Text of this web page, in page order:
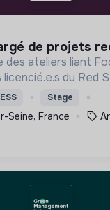
de projets
des ateliers liant
du Red
des univers
autres que balle
Stage
Seine, France